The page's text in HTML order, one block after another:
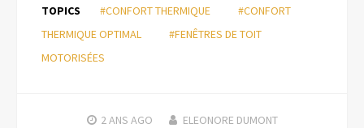
TOPICS #CONFORT THERMIQUE
#CONFORT
THERMIQUE OPTIMAL
#FENÊTRES DE TOIT
MOTORISÉES
2 ANS AGO ELEONORE DUMONT